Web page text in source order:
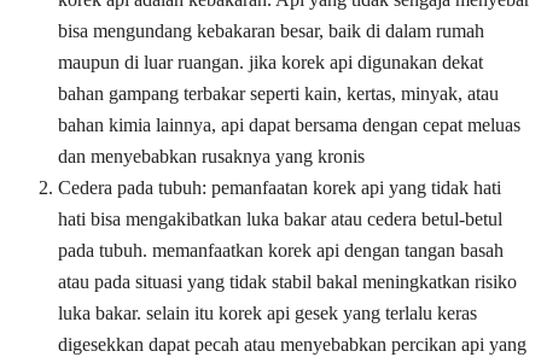
bisa mengundang kebakaran besar, baik di dalam rumah
maupun di luar ruangan. jika korek api digunakan dekat
bahan gampang terbakar seperti kain, kertas, minyak, atau
bahan kimia lainnya, api dapat bersama dengan cepat meluas
dan menyebabkan rusaknya yang kronis
Cedera pada tubuh: pemanfaatan korek api yang tidak hati
hati bisa mengakibatkan luka bakar atau cedera betul-betul
pada tubuh. memanfaatkan korek api dengan tangan basah
atau pada situasi yang tidak stabil bakal meningkatkan risiko
luka bakar. selain itu korek api gesek yang terlalu keras
digesekkan dapat pecah atau menyebabkan percikan api yang